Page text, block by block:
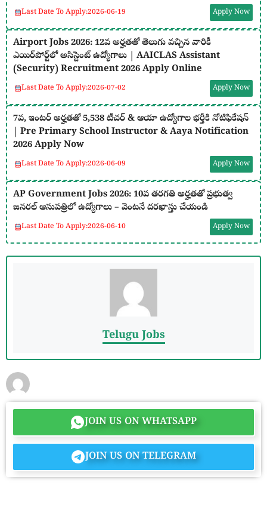
Last Date To Apply:2026-06-19 Apply Now
Airport Jobs 2026: 12వ అర్హతతో తెలుగు వచ్చిన వారికీ
ఎయిర్‌పోర్ట్‌లో అసిస్టెంట్ ఉద్యోగాలు | AAICLAS Assistant
(Security) Recruitment 2026 Apply Online
Last Date To Apply:2026-07-02 Apply Now
7వ, ఇంటర్ అర్హతతో 5,538 టీచర్ & ఆయా ఉద్యోగాల భర్తీకి నోటిఫికేషన్
| Pre Primary School Instructor & Aaya Notification
2026 Apply Now
Last Date To Apply:2026-06-09 Apply Now
AP Government Jobs 2026: 10వ తరగతి అర్హతతో ప్రభుత్వ
జనరల్ ఆసుపత్రిలో ఉద్యోగాలు – వెంటనే దరఖాస్తు చేయండి
Last Date To Apply:2026-06-10 Apply Now
Telugu Jobs
JOIN US ON WHATSAPP
JOIN US ON TELEGRAM